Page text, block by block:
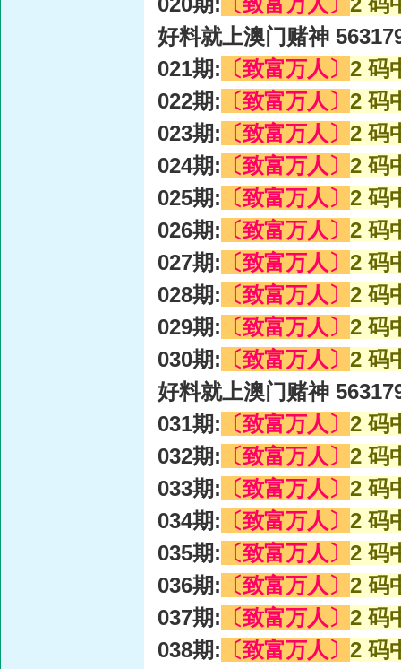
好料就上澳门赌神
021期: 〔致富万人〕 2 码
022期: 〔致富万人〕 2 码
023期: 〔致富万人〕 2 码
024期: 〔致富万人〕 2 码
025期: 〔致富万人〕 2 码
026期: 〔致富万人〕 2 码
027期: 〔致富万人〕 2 码
028期: 〔致富万人〕 2 码
029期: 〔致富万人〕 2 码
030期: 〔致富万人〕 2 码
好料就上澳门赌神
031期: 〔致富万人〕 2 码
032期: 〔致富万人〕 2 码
033期: 〔致富万人〕 2 码
034期: 〔致富万人〕 2 码
035期: 〔致富万人〕 2 码
036期: 〔致富万人〕 2 码
037期: 〔致富万人〕 2 码
038期: 〔致富万人〕 2 码